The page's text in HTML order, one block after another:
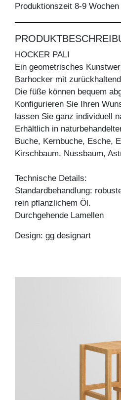
Produktionszeit 8-9 Wochen
HOCKER PALI
Ein geometrisches
Barhocker mit
Die füße können bequem
Konfigurieren Sie Ihren
lassen Sie ganz individuell
Erhältlich in
Buche, Kernbuche, Esche,
Kirschbaum, Nussbaum,
Technische Details:
Standardbehandlung:
rein pflanzlichem Öl.
Durchgehende Lamellen
Design: gg designart